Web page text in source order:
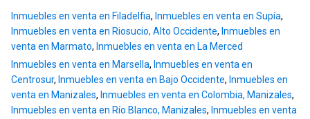
Inmuebles en venta en Filadelfia, Inmuebles en venta en Supía,
Inmuebles en venta en Riosucio, Alto Occidente, Inmuebles en
venta en Marmato, Inmuebles en venta en La Merced
Inmuebles en venta en Marsella, Inmuebles en venta en
Centrosur, Inmuebles en venta en Bajo Occidente, Inmuebles en
venta en Manizales, Inmuebles en venta en Colombia, Manizales,
Inmuebles en venta en Río Blanco, Manizales, Inmuebles en venta